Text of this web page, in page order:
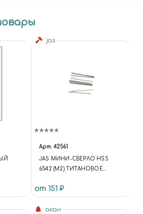
jas
Арт. 42561
JAS МИНИ-СВЕРЛО HSS
6542 (M2) ТИТАНОВОЕ
от 151 ₽
акан